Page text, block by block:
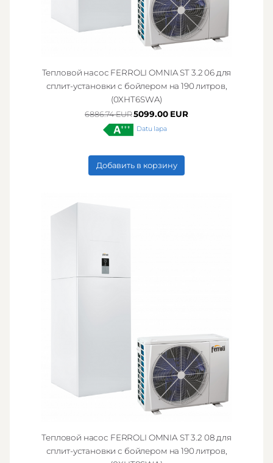
Тепловой насос FERROLI OMNIA ST 3.2 06 для
сплит-установки с бойлером на 190 литров,
(0XHT6SWA)
6886.74 EUR5099.00 EUR
Datu lapa
Добавить в корзину
Тепловой насос FERROLI OMNIA ST 3.2 08 для
сплит-установки с бойлером на 190 литров,